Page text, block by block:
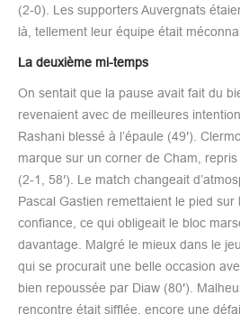
(2-0). Les supporters Auvergnats
là, tellement leur équipe était
La deuxième mi-temps
On sentait que la pause avait fait du
revenaient avec de meilleures
Rashani blessé à l’épaule (49′).
marque sur un corner de Cham,
(2-1, 58′). Le match changeait
Pascal Gastien remettaient le pied
confiance, ce qui obligeait le bloc
davantage. Malgré le mieux dans le
qui se procurait une belle occasion
bien repoussée par Diaw (80′).
rencontre était sifflée, encore une